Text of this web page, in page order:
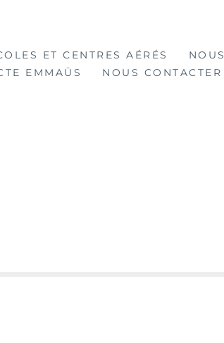
ET CENTRES AÉRÉS
EMMAÜS NOUS CONTACTER